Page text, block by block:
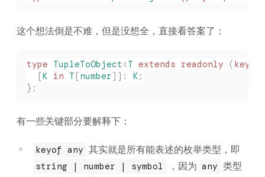
这个想法倒是不难，但是没想全，直接看答案了：
type TupleToObject <T extends readonly ( keyof
  [
K in T [number ]]: K ;
};
有一些关键部分要解释下：
keyof any 其实就是所有能表述的枚举类型，即
string | number | symbol ，因为 any 类型